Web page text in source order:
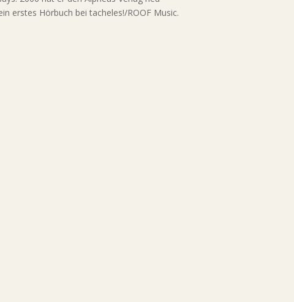
erstes Hörbuch bei tacheles!/ROOF Music.